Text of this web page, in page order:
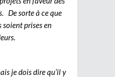
De sorte à ce que
prises en
je dois dire qu’il y